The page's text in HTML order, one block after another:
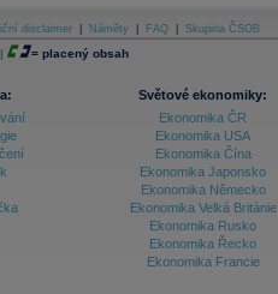
disclaimer Náměty FAQ Skupina ČSOB
| = placený obsah
Světové ekonomiky:
Ekonomika ČR
Ekonomika USA
Ekonomika Čína
Ekonomika Japonsko
Ekonomika Německo
Ekonomika Velká Británie
Ekonomika Rusko
Ekonomika Řecko
Ekonomika Francie